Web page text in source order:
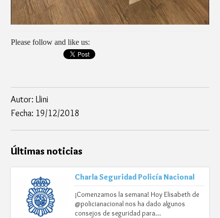
Please follow and like us:
Autor: Llini
Fecha: 19/12/2018
Últimas noticias
Charla Seguridad Policía Nacional
¡Comenzamos la semana! Hoy Elisabeth de
@policianacional nos ha dado algunos
consejos de seguridad para…